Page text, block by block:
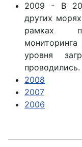
2009 - В
других
рамках
уровня
проводились.
2008
2007
2006